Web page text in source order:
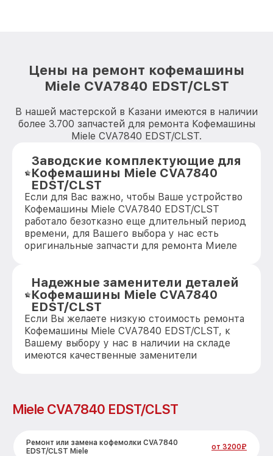
Цены на ремонт кофемашины
Miele CVA7840 EDST/CLST
В нашей мастерской в Казани имеются в наличии
более 3.700 запчастей для ремонта Кофемашины
Miele CVA7840 EDST/CLST.
Заводские комплектующие для
Кофемашины Miele CVA7840
EDST/CLST
Если для Вас важно, чтобы Ваше устройство
Кофемашины Miele CVA7840 EDST/CLST
работало безотказно еще длительный период
времени, для Вашего выбора у нас есть
оригинальные запчасти для ремонта Миеле
Надежные заменители деталей
Кофемашины Miele CVA7840
EDST/CLST
Если Вы желаете низкую стоимость ремонта
Кофемашины Miele CVA7840 EDST/CLST, к
Вашему выбору у нас в наличии на складе
имеются качественные заменители
Miele CVA7840 EDST/CLST
Ремонт или замена кофемолки CVA7840
EDST/CLST Miele
от 3200₽